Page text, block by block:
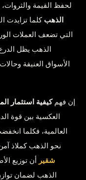
لحفظ القيمة
الذهب كلما تزايدت
التي تضعف العملات
الذهب يظل
الأسواق العنيفة
إن فهمكيفية استثمار
العكسية بين قوة
العالمية، فكلما
نحو الذهب كملاذ
شقير أن توزيع
الذهب لضمان